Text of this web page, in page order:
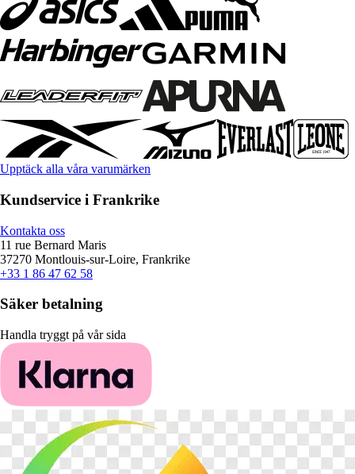
Upptäck alla våra varumärken
Kundservice i Frankrike
Kontakta oss
11 rue Bernard Maris
37270 Montlouis-sur-Loire, Frankrike
+33 1 86 47 62 58
Säker betalning
Handla tryggt på vår sida